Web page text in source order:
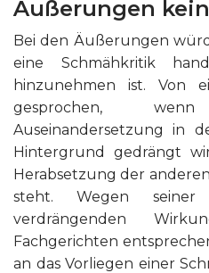
Äußerungen
Bei den Äußerungen
eine Schmähkritik
hinzunehmen ist. Von
gesprochen,
Auseinandersetzung in
Hintergrund gedrängt
Herabsetzung der
steht. Wegen seiner
verdrängenden
Fachgerichten
an das Vorliegen einer